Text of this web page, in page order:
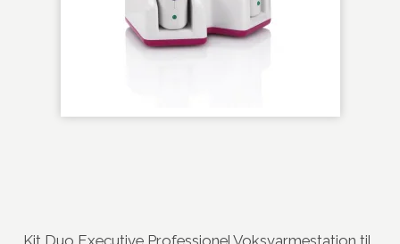
Kit Duo Executive Professionel Voksvarmestation til